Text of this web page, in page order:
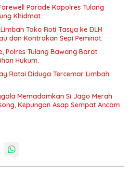
Parade Kapolres Tulang
Khidmat.
Toko Roti Tasya ke DLH
dan Kontrakan Sepi Peminat.
Polres Tulang Bawang Barat
Hukum.
Ratai Diduga Tercemar Limbah
Memadamkan Si Jago Merah
Kepungan Asap Sempat Ancam